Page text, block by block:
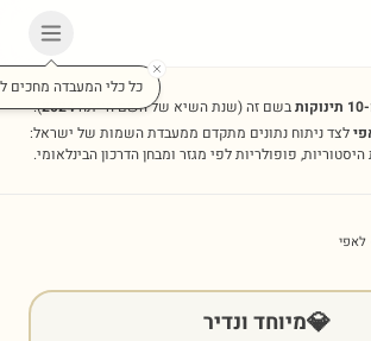
כל כלי המעבדה מחכים
בשם זה(שנת השיא של השם הייתה2024
).
לצד ניתוח נתונים מתקדם ממעבדת השמות של ישראל:
פופולריות לפי מגזר ומבחן הדרכון הבינלאומי.
לאפי
💎מיוחד ונדיר